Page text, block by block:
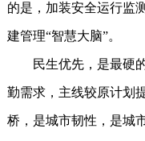
的是，加装安全运行监
建管理“智慧大脑”。
民生优先，是最硬的
勤需求，主线较原计划
桥，是城市韧性，是城